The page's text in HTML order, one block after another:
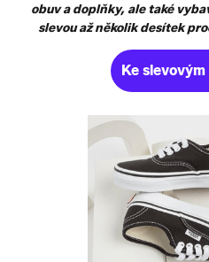
obuv a doplňky, ale také
slevou až několik desítek
Ke